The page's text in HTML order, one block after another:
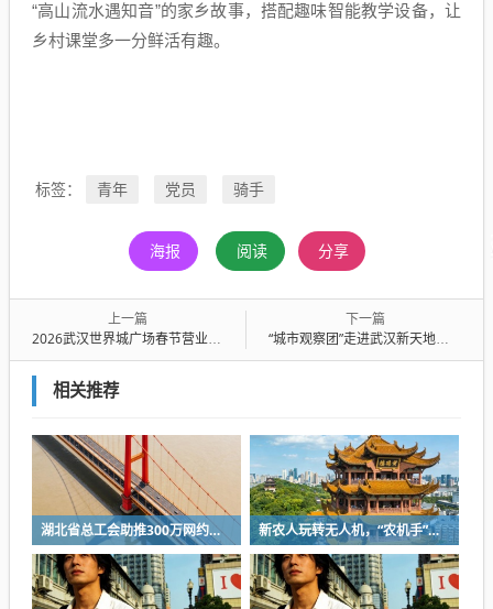
“高山流水遇知音”的家乡故事，搭配趣味智能教学设备，让
乡村课堂多一分鲜活有趣。
标签： 青年 党员 骑手
海报 阅读 分享
上一篇
2026武汉世界城广场春节营业时间
下一篇
“城市观察团”走进武汉新天地总部经济集聚区，从年纳税超17亿元的楼宇群看发展活力
相关推荐
湖北省总工会助推300万网约车司机降佣金 新农人玩转无人机，“农机手”赛项最热门